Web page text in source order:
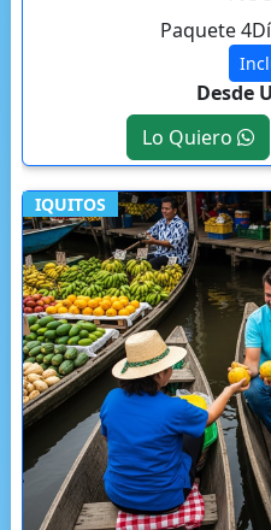
Paquete
Desde
Lo Quiero
IQUITOS